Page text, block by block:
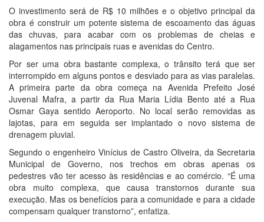
O investimento será de R$ 10 milhões e o objetivo principal da
obra é construir um potente sistema de escoamento das águas
das chuvas, para acabar com os problemas de cheias e
alagamentos nas principais ruas e avenidas do Centro.
Por ser uma obra bastante complexa, o trânsito terá que ser
interrompido em alguns pontos e desviado para as vias paralelas.
A primeira parte da obra começa na Avenida Prefeito José
Juvenal Mafra, a partir da Rua Maria Lídia Bento até a Rua
Osmar Gaya sentido Aeroporto. No local serão removidas as
lajotas, para em seguida ser implantado o novo sistema de
drenagem pluvial.
Segundo o engenheiro Vinícius de Castro Oliveira, da Secretaria
Municipal de Governo, nos trechos em obras apenas os
pedestres vão ter acesso às residências e ao comércio. “É uma
obra muito complexa, que causa transtornos durante sua
execução. Mas os benefícios para a comunidade e para a cidade
compensam qualquer transtorno”, enfatiza.